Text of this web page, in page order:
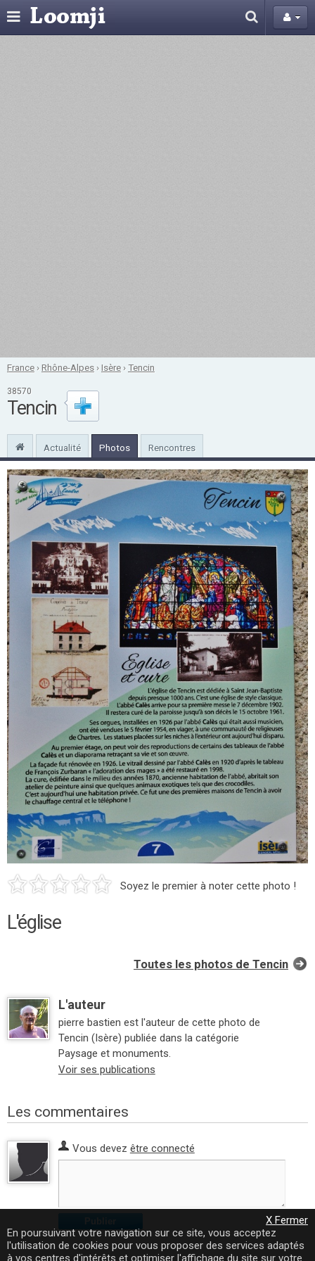
France ›Rhône-Alpes ›Isère ›Tencin
38570
Tencin
Actualité Photos Rencontres
Soyez le premier à noter cette photo !
L'église
Toutes les photos de Tencin
L'auteur
pierre bastien est l'auteur de cette photo de
Tencin (Isère) publiée dans la catégorie
Paysage et monuments.
Voir ses publications
Les commentaires
Vous devez être connecté
X Fermer
En poursuivant votre navigation sur ce site, vous acceptez
l'utilisation de cookies pour vous proposer des services adaptés
à vos centres d'intérêts et optimiser l'affichage du site sur votre